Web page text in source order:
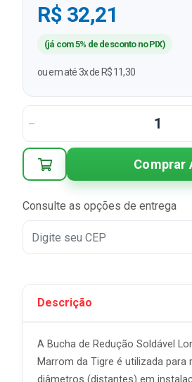
R$ 32,21
(já com 5% de desconto no PIX)
ou em até 3x de R$ 11,30
Comprar
Consulte as opções de entrega
Descrição
A Bucha de Redução Soldável
Marrom da Tigre é utilizada para
diâmetros (distantes) em